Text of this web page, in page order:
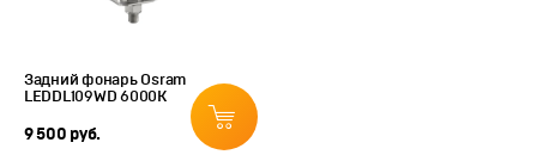
Задний фонарь Osram
LEDDL109WD 6000K
9 500 руб.